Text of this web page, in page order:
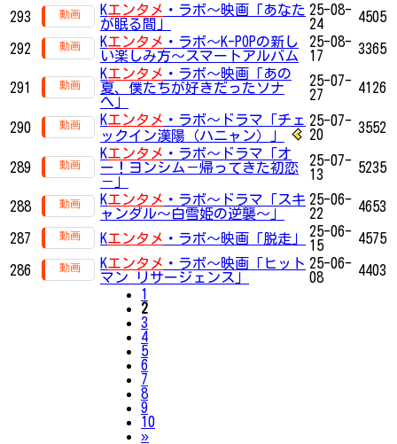
293 Kエンタメ ・ラボ～映画「あなた
が眠る間」
25-08-
24
4505
292 Kエンタメ ・ラボ～K-POPの新し
い楽しみ方～スマートアルバム
25-08-
17
3365
291
Kエンタメ ・ラボ～映画「あの
夏、僕たちが好きだったソナ
へ」
25-07-
27
4126
290
Kエンタメ ・ラボ～ドラマ「チェ
ックイン漢陽（ハニャン）」
25-07-
20
3552
289
Kエンタメ ・ラボ～ドラマ「オ
ー！ヨンシム－帰ってきた初恋
－」
25-07-
13
5235
288 Kエンタメ ・ラボ～ドラマ「スキ
ャンダル～白雪姫の逆襲～」
25-06-
22
4653
287 Kエンタメ ・ラボ～映画「脱走」
25-06-
15
4575
286 Kエンタメ ・ラボ～映画「ヒット
マン リサージェンス」
25-06-
08
4403
1
2
3
4
5
6
7
8
9
10
»Next